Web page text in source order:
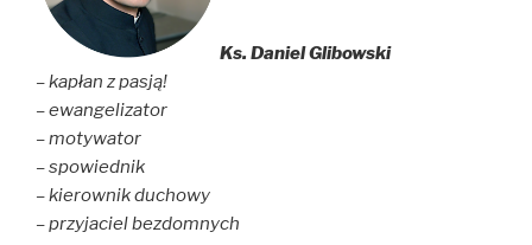
Ks. Daniel Glibowski
– kapłan z pasją!
– ewangelizator
– motywator
– spowiednik
– kierownik duchowy
– przyjaciel bezdomnych